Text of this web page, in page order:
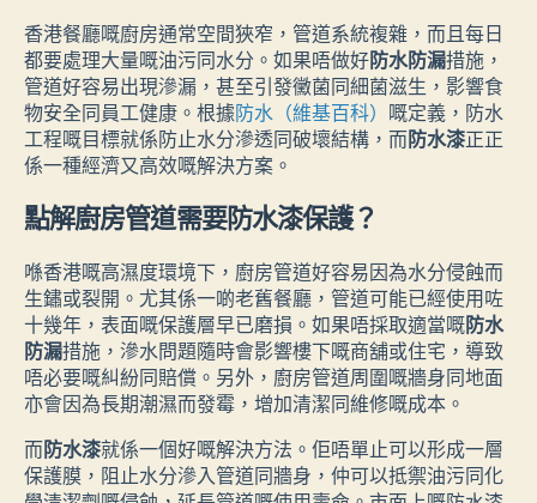
香港餐廳嘅廚房通常空間狹窄，管道系統複雜，而且每日
都要處理大量嘅油污同水分。如果唔做好防水防漏措施，
管道好容易出現滲漏，甚至引發黴菌同細菌滋生，影響食
物安全同員工健康。根據防水（維基百科） 嘅定義，防水
工程嘅目標就係防止水分滲透同破壞結構，而防水漆正正
係一種經濟又高效嘅解決方案。
點解廚房管道需要防水漆保護？
喺香港嘅高濕度環境下，廚房管道好容易因為水分侵蝕而
生鏽或裂開。尤其係一啲老舊餐廳，管道可能已經使用咗
十幾年，表面嘅保護層早已磨損。如果唔採取適當嘅防水
防漏措施，滲水問題隨時會影響樓下嘅商舖或住宅，導致
唔必要嘅糾紛同賠償。另外，廚房管道周圍嘅牆身同地面
亦會因為長期潮濕而發霉，增加清潔同維修嘅成本。
而防水漆就係一個好嘅解決方法。佢唔單止可以形成一層
保護膜，阻止水分滲入管道同牆身，仲可以抵禦油污同化